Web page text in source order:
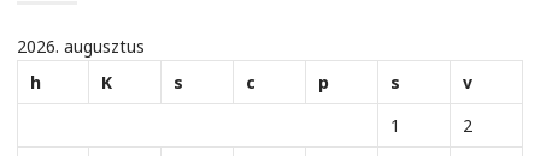
2026. augusztus
h
K s c p s
v
1
2